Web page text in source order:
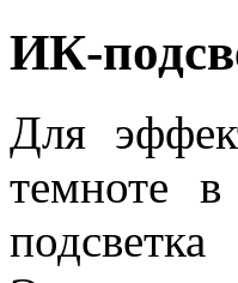
ИК-
Для
темноте